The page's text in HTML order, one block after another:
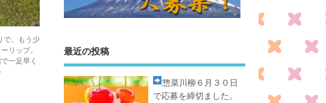
で、もう少
リップ。
一足早く
最近の投稿
惣菜川柳 ６月３０日
で応募を締切ました。